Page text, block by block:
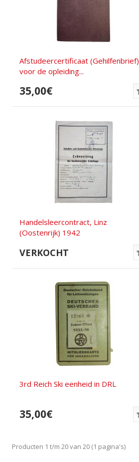
Afstudeercertificaat (Gehilfenbrief)
voor de opleiding...
35,00€
Handelsleercontract, Linz
(Oostenrijk) 1942
VERKOCHT
3rd Reich Ski eenheid in DRL
35,00€
Producten 1 t/m 20 van 20 (1 pagina's)